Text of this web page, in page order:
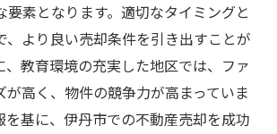
要素となります。適切なタイミングと
、より良い売却条件を引き出すことが
、教育環境の充実した地区では、ファ
が高く、物件の競争力が高まっていま
を基に、伊丹市での不動産売却を成功